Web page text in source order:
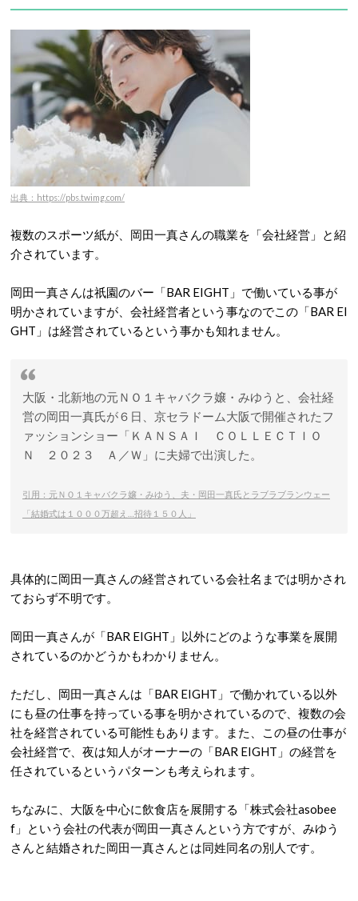
出典：https://pbs.twimg.com/
複数のスポーツ紙が、岡田一真さんの職業を「会社経営」と紹
介されています。
岡田一真さんは祇園のバー「BAR EIGHT」で働いている事が
明かされていますが、会社経営者という事なのでこの「BAR EI
GHT」は経営されているという事かも知れません。
大阪・北新地の元ＮＯ１ キャバクラ嬢 ・みゆうと、会社経
営の岡田一真氏が６日、 京セラドーム大阪で開催されたフ
ァッションショー「ＫＡＮＳＡＩ ＣＯＬＬＥＣＴＩＯ
Ｎ ２０２３ Ａ／Ｗ」に夫婦で出演した。
引用：元ＮＯ１キャバクラ嬢・みゆう、夫・岡田一真氏とラブラブランウェー
「結婚式は１０００万超え…招待１５０人」
具体的に岡田一真さんの経営されている会社名までは明かされ
ておらず不明です。
岡田一真さんが「BAR EIGHT」以外にどのような事業を展開
されているのかどうかもわかりません。
ただし、岡田一真さんは「BAR EIGHT」で働かれている以外
にも昼の仕事を持っている事を明かされているので、複数の会
社を経営されている可能性もあります。また、この昼の仕事が
会社経営で、夜は知人がオーナーの「BAR EIGHT」の経営を
任されているというパターンも考えられます。
ちなみに、大阪を中心に飲食店を展開する「株式会社asobee
f」という会社の代表が岡田一真さんという方ですが、みゆう
さんと結婚された岡田一真さんとは同姓同名の別人です。